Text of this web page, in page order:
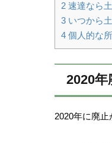
2 速達なら
3 いつから
4 個人的な
2020年
2020年に廃止